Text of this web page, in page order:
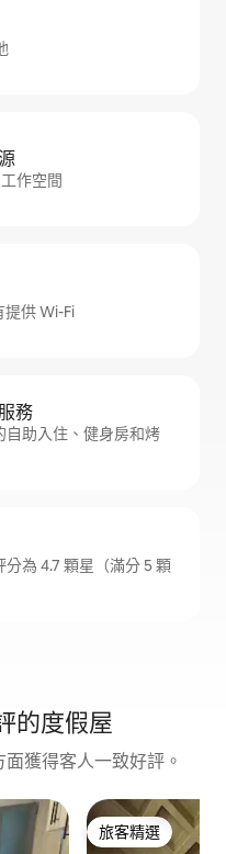
作空間
提供 Wi-Fi
務
助入住、健身房和烤
為 4.7 顆星（滿分 5 顆
的度假屋
獲得客人一致好評。
旅客精選
旅客精選